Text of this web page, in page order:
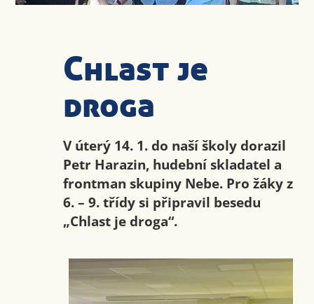
Chlast je
droga
V úterý 14. 1. do naší školy dorazil
Petr Harazin, hudební skladatel a
frontman skupiny Nebe. Pro žáky z
6. – 9. třídy si připravil besedu
„Chlast je droga“.